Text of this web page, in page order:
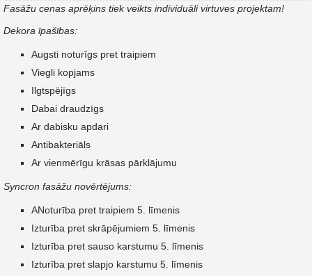
Fasāžu cenas aprēķins tiek veikts individuāli virtuves projektam!
Dekora īpašības:
Augsti noturīgs pret traipiem
Viegli kopjams
Ilgtspējīgs
Dabai draudzīgs
Ar dabisku apdari
Antibakteriāls
Ar vienmērīgu krāsas pārklājumu
Syncron fasāžu novērtējums:
ANoturība pret traipiem 5. līmenis
Izturība pret skrāpējumiem 5. līmenis
Izturība pret sauso karstumu 5. līmenis
Izturība pret slapjo karstumu 5. līmenis